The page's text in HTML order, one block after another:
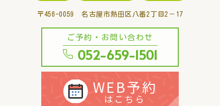
〒456-0059 名古屋市熱田区八番2丁目2－17
ご予約・お問い合わせ
052-659-1501
WEB予約
はこちら